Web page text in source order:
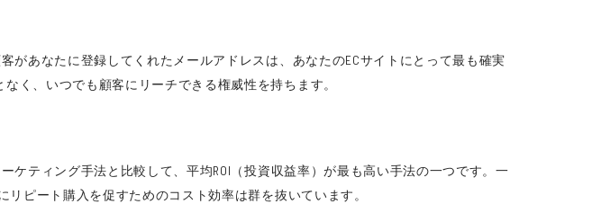
があなたに登録してくれたメールアドレスは、あなたのECサイトにとって最も確実
く、いつでも顧客にリーチできる権威性を持ちます。
ケティング手法と比較して、平均ROI（投資収益率）が最も高い手法の一つです。一
ピート購入を促すためのコスト効率は群を抜いています。